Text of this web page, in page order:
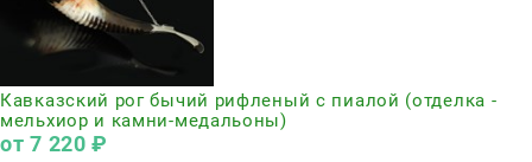
Кавказский рог бычий рифленый с пиалой (отделка -
мельхиор и камни-медальоны)
от7 220 ₽